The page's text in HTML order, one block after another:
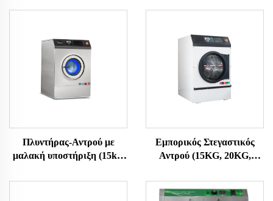
Πλυντήρας-Αντρού με
μαλακή υποστήριξη (15kg,
Εμπορικός Στεγαστικός
Αντρού (15KG, 20KG,